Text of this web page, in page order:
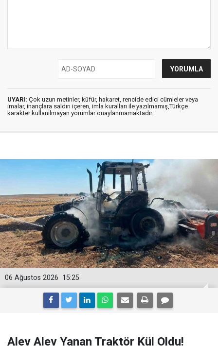
UYARI: Çok uzun metinler, küfür, hakaret, rencide edici cümleler veya
imalar, inançlara saldırı içeren, imla kuralları ile yazılmamış,Türkçe
karakter kullanılmayan yorumlar onaylanmamaktadır.
15:25
06 Ağustos 2026
Alev Alev Yanan Traktör Kül Oldu!